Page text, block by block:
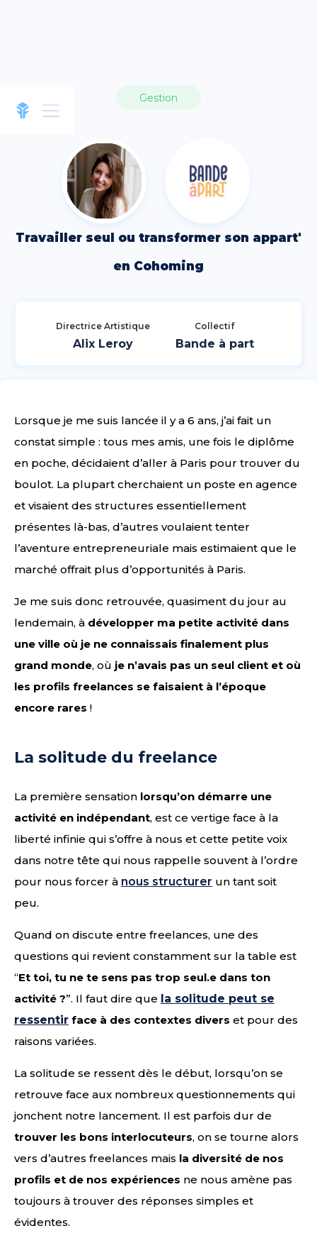
Gestion
Travailler seul ou transformer son appart'
en Cohoming
Directrice Artistique
Alix Leroy
Collectif
Bande à part
Lorsque je me suis lancée il y a 6 ans, j’ai fait un
constat simple : tous mes amis, une fois le diplôme
en poche, décidaient d’aller à Paris pour trouver du
boulot. La plupart cherchaient un poste en agence
et visaient des structures essentiellement
présentes là-bas, d’autres voulaient tenter
l’aventure entrepreneuriale mais estimaient que le
marché offrait plus d’opportunités à Paris.
Je me suis donc retrouvée, quasiment du jour au
lendemain, à développer ma petite activité dans
une ville où je ne connaissais finalement plus
grand monde, où je n’avais pas un seul client et où
les profils freelances se faisaient à l’époque
encore rares !
La solitude du freelance
La première sensation lorsqu’on démarre une
activité en indépendant, est ce vertige face à la
liberté infinie qui s’offre à nous et cette petite voix
dans notre tête qui nous rappelle souvent à l’ordre
pour nous forcer à nous structurer un tant soit
peu.
Quand on discute entre freelances, une des
questions qui revient constamment sur la table est
“Et toi, tu ne te sens pas trop seul.e dans ton
activité ?”. Il faut dire que la solitude peut se
ressentir face à des contextes divers et pour des
raisons variées.
La solitude se ressent dès le début, lorsqu’on se
retrouve face aux nombreux questionnements qui
jonchent notre lancement. Il est parfois dur de
trouver les bons interlocuteurs, on se tourne alors
vers d’autres freelances mais la diversité de nos
profils et de nos expériences ne nous amène pas
toujours à trouver des réponses simples et
évidentes.